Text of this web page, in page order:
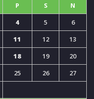
P S N
4 5
6
11 12
13
18 19
20
25 26
27